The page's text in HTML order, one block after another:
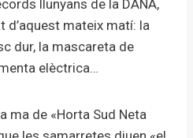
llunyans de la DANA,
d’aquest mateix matí: la
dur, la mascareta de
elèctrica…
ma de «Horta Sud Neta